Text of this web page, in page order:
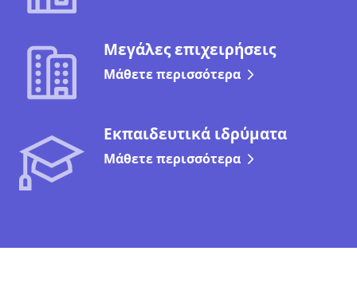
Μεγάλες επιχειρήσεις
Μάθετε περισσότερα
Εκπαιδευτικά ιδρύματα
Μάθετε περισσότερα